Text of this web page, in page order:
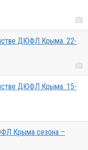
ДЮФЛ Крыма. 22-
ДЮФЛ Крыма. 15-
Крыма сезона –